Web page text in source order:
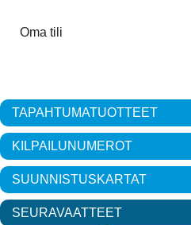
Oma tili
TAPAHTUMA­TUOTTEET
KILPAILUNUMEROT
SUUNNISTUSKARTAT
SEURAVAATTEET